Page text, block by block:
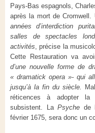
Pays-Bas espagnols,
après la mort de Cromwell.
années d’interdiction
salles de spectacles
activités , précise la
Cette Restauration va
d’une nouvelle forme de
« dramatick opera »- qui
jusqu’à la fin du siècle.
réticences à adopter la
subsistent. La Psyche de
février 1675, sera donc un